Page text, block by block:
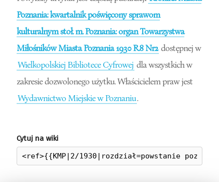
Poznania: kwartalnik poświęcony sprawom
kulturalnym stoł. m. Poznania: organ Towarzystwa
Miłośników Miasta Poznania 1930 R.8 Nr2 dostępnej w
Wielkopolskiej Bibliotece Cyfrowej dla wszystkich w
zakresie dozwolonego użytku. Właścicielem praw jest
Wydawnictwo Miejskie w Poznaniu.
Cytuj na wiki